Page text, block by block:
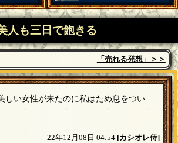
人も三日で飽きる
「売れる発想」＞＞
しい女性が来たのに私はため息をつい
22年12月08日 04:54 [カシオレ侍]